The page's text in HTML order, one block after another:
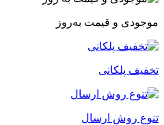
موجودی و قیمت به‌روز
تخفیف پلکانی
تنوع روش ارسال